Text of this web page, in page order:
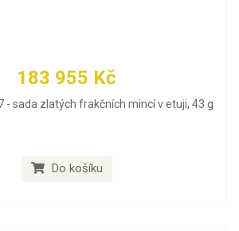
183 955 Kč
- sada zlatých frakčních mincí v etuji, 43 g
Do košíku